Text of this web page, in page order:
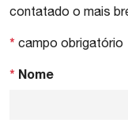
contatado o mais
* campo obrigatório
* Nome